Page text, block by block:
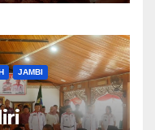
JAMBI